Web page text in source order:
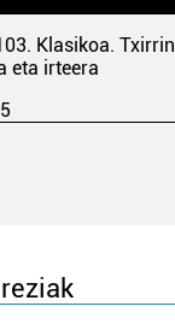
Klasikoa.
eta irteera